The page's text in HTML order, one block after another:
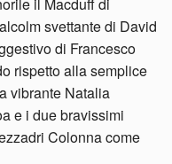
svettante di David
di Francesco
rispetto alla semplice
vibrante Natalia
e i due bravissimi
Colonna come